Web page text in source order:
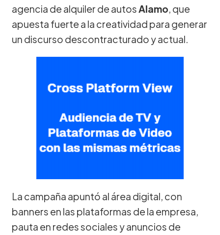
agencia de alquiler de autos Alamo, que
apuesta fuerte a la creatividad para generar
un discurso descontracturado y actual.
La campaña apuntó al área digital, con
banners en las plataformas de la empresa,
pauta en redes sociales y anuncios de